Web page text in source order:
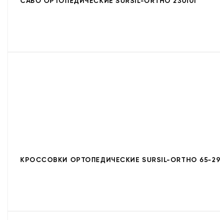
КРОССОВКИ ОРТОПЕДИЧЕСКИЕ SURSIL-ORTHO 65-